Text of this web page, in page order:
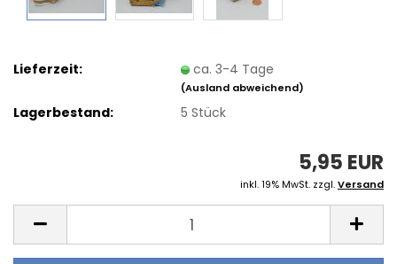
Lieferzeit: ca. 3-4 Tage
(Ausland abweichend)
Lagerbestand: 5Stück
5,95 EUR
inkl. 19% MwSt. zzgl.Versand